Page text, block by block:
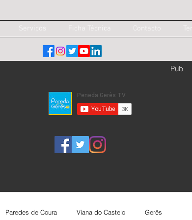
Serviços Ficha Técnica Contacto
Pub
Paredes de Coura Viana do Castelo Gerês